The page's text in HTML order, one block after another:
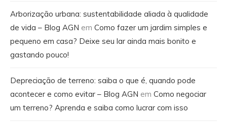
Arborização urbana: sustentabilidade aliada à qualidade
de vida – Blog AGN em Como fazer um jardim simples e
pequeno em casa? Deixe seu lar ainda mais bonito e
gastando pouco!
Depreciação de terreno: saiba o que é, quando pode
acontecer e como evitar – Blog AGN em Como negociar
um terreno? Aprenda e saiba como lucrar com isso